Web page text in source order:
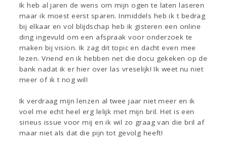
Ik heb al jaren de wens om mijn ogen te laten laseren
maar ik moest eerst sparen. Inmiddels heb ik t bedrag
bij elkaar en vol blijdschap heb ik gisteren een online
ding ingevuld om een afspraak voor onderzoek te
maken bij vision. Ik zag dit topic en dacht even mee
lezen. Vriend en ik hebben net die docu gekeken op de
bank nadat ik er hier over las vreselijk! Ik weet nu niet
meer of ik t nog wil!
Ik verdraag mijn lenzen al twee jaar niet meer en ik
voel me echt heel erg lelijk met mijn bril. Het is een
sirieus issue voor mij en ik wil zo graag van die bril af
maar niet als dat die pijn tot gevolg heeft!